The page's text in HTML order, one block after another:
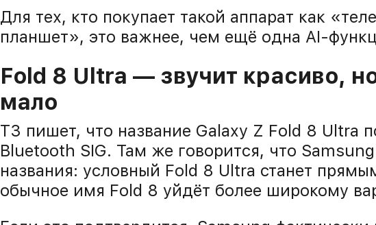
Для тех, кто покупает такой аппарат как
планшет», это важнее, чем ещё одна AI-
Fold 8 Ultra — звучит красиво,
мало
T3 пишет, что название Galaxy Z Fold 8 Ultra
Bluetooth SIG. Там же говорится, что
названия: условный Fold 8 Ultra станет
обычное имя Fold 8 уйдёт более широкому